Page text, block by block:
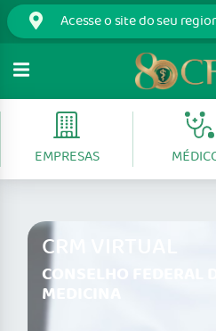
EMPRESAS
CRM VIRTUAL
CONSELHO FEDERAL DE
MEDICINA